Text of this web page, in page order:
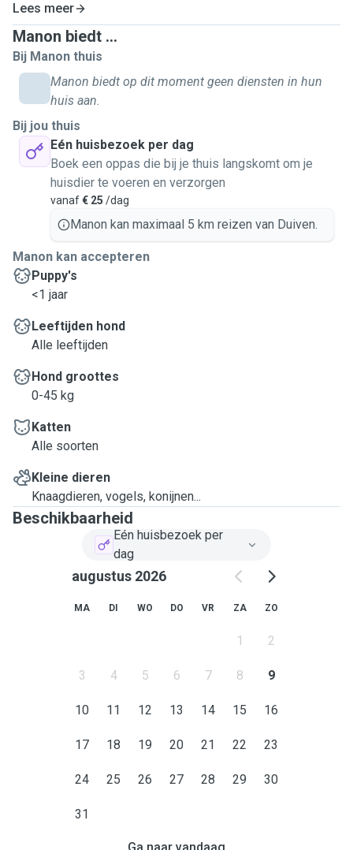
Lees meer
Manon biedt ...
Bij Manon thuis
Manon biedt op dit moment geen diensten in hun
huis aan.
Bij jou thuis
Eén huisbezoek per dag
Boek een oppas die bij je thuis langskomt om je
huisdier te voeren en verzorgen
vanaf€ 25 /dag
Manon kan maximaal 5 km reizen van Duiven.
Manon kan accepteren
Puppy's
<1 jaar
Leeftijden hond
Alle leeftijden
Hond groottes
0-45 kg
Katten
Alle soorten
Kleine dieren
Knaagdieren, vogels, konijnen...
Beschikbaarheid
Eén huisbezoek per
dag
augustus 2026
MA DI WO DO VR ZA ZO
1 2
3 4 5 6 7 8 9
10 11 12 13 14 15 16
17 18 19 20 21 22 23
24 25 26 27 28 29 30
31